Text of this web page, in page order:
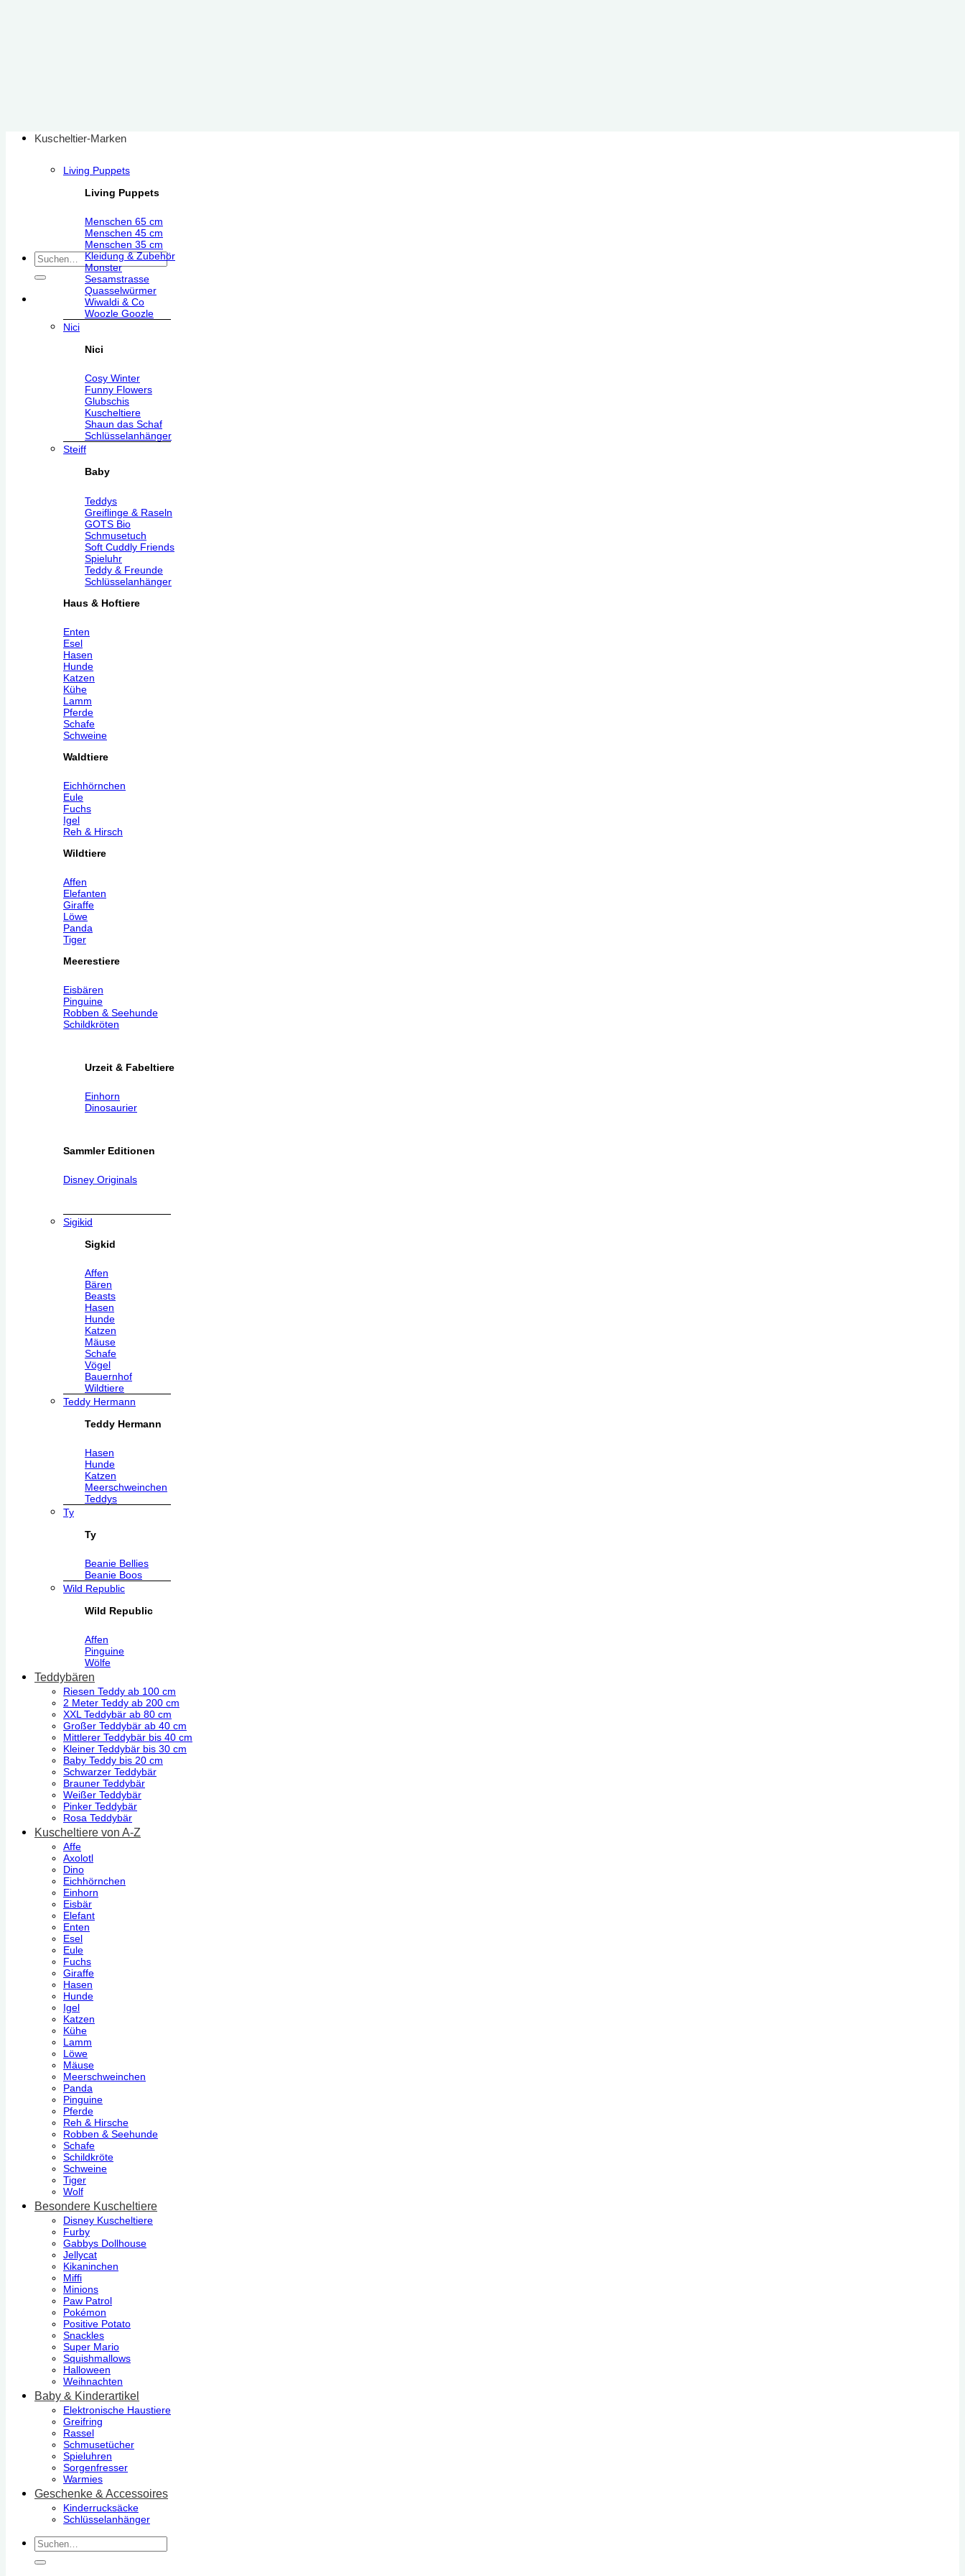
Suchen
Kuscheltier-Marken
Living Puppets
Living Puppets
Menschen 65 cm
Menschen 45 cm
Menschen 35 cm
Kleidung & Zubehör
Monster
Sesamstrasse
Quasselwürmer
Wiwaldi & Co
Woozle Goozle
Nici
Nici
Cosy Winter
Funny Flowers
Glubschis
Kuscheltiere
Shaun das Schaf
Schlüsselanhänger
Steiff
Baby
Teddys
Greiflinge & Raseln
GOTS Bio
Schmusetuch
Soft Cuddly Friends
Spieluhr
Teddy & Freunde
Schlüsselanhänger
Haus & Hoftiere
Enten
Esel
Hasen
Hunde
Katzen
Kühe
Lamm
Pferde
Schafe
Schweine
Waldtiere
Eichhörnchen
Eule
Fuchs
Igel
Reh & Hirsch
Wildtiere
Affen
Elefanten
Giraffe
Löwe
Panda
Tiger
Meerestiere
Eisbären
Pinguine
Robben & Seehunde
Schildkröten
Urzeit & Fabeltiere
Einhorn
Dinosaurier
Sammler Editionen
Disney Originals
Sigikid
Sigkid
Affen
Bären
Beasts
Hasen
Hunde
Katzen
Mäuse
Schafe
Vögel
Bauernhof
Wildtiere
Teddy Hermann
Teddy Hermann
Hasen
Hunde
Katzen
Meerschweinchen
Teddys
Ty
Ty
Beanie Bellies
Beanie Boos
Wild Republic
Wild Republic
Affen
Pinguine
Wölfe
Teddybären
Riesen Teddy ab 100 cm
2 Meter Teddy ab 200 cm
XXL Teddybär ab 80 cm
Großer Teddybär ab 40 cm
Mittlerer Teddybär bis 40 cm
Kleiner Teddybär bis 30 cm
Baby Teddy bis 20 cm
Schwarzer Teddybär
Brauner Teddybär
Weißer Teddybär
Pinker Teddybär
Rosa Teddybär
Kuscheltiere von A-Z
Affe
Axolotl
Dino
Eichhörnchen
Einhorn
Eisbär
Elefant
Enten
Esel
Eule
Fuchs
Giraffe
Hasen
Hunde
Igel
Katzen
Kühe
Lamm
Löwe
Mäuse
Meerschweinchen
Panda
Pinguine
Pferde
Reh & Hirsche
Robben & Seehunde
Schafe
Schildkröte
Schweine
Tiger
Wolf
Besondere Kuscheltiere
Disney Kuscheltiere
Furby
Gabbys Dollhouse
Jellycat
Kikaninchen
Miffi
Minions
Paw Patrol
Pokémon
Positive Potato
Snackles
Super Mario
Squishmallows
Halloween
Weihnachten
Baby & Kinderartikel
Elektronische Haustiere
Greifring
Rassel
Schmusetücher
Spieluhren
Sorgenfresser
Warmies
Geschenke & Accessoires
Kinderrucksäcke
Schlüsselanhänger
Suchen